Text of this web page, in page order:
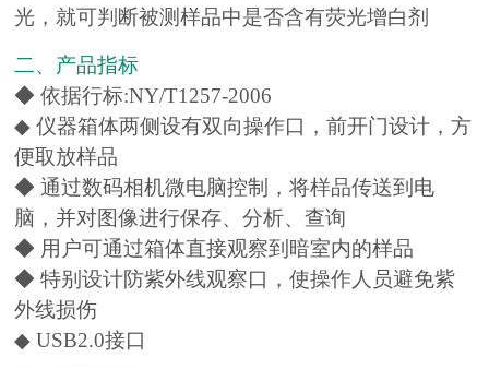
光，就可判断被测样品中是否含有荧光增白剂
二、产品指标
◆ 依据行标:NY/T1257-2006
◆ 仪器箱体两侧设有双向操作口，前开门设计，方
便取放样品
◆ 通过数码相机微电脑控制，将样品传送到电
脑，并对图像进行保存、分析、查询
◆ 用户可通过箱体直接观察到暗室内的样品
◆ 特别设计防紫外线观察口，使操作人员避免紫
外线损伤
◆ USB2.0接口